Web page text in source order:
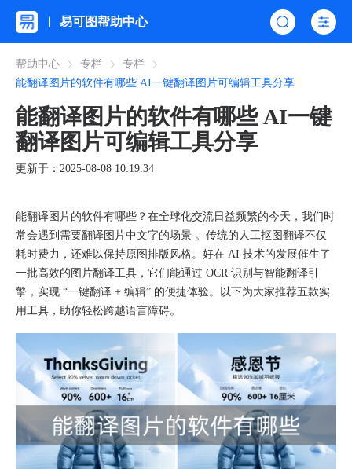
易可图帮助中心
帮助中心 专栏
专栏
能翻译图片的软件有哪些 AI一键翻译图片可编辑工具分享
能翻译图片的软件有哪些 AI一键
翻译图片可编辑工具分享
更新于：2025-08-08 10:19:34
能翻译图片的软件有哪些？在全球化交流日益频繁的今天，我们时
常会遇到需要翻译图片中文字的场景 。传统的人工抠图翻译不仅
耗时费力，还难以保持原图排版风格。好在 AI 技术的发展催生了
一批高效的图片翻译工具，它们能通过 OCR 识别与智能翻译引
擎，实现 “一键翻译 + 编辑” 的便捷体验。以下为大家推荐五款实
用工具，助你轻松跨越语言障碍。​